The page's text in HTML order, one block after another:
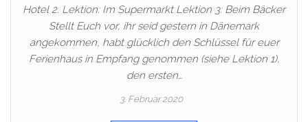
Hotel 2. Lektion: Im Supermarkt Lektion 3: Beim Bäcker
Stellt Euch vor, ihr seid gestern in Dänemark
angekommen, habt glücklich den Schlüssel für euer
Ferienhaus in Empfang genommen (siehe Lektion 1),
den ersten…
3. Februar 2020